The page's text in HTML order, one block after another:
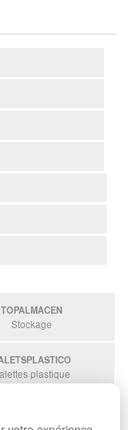
TOPALMACEN
Stockage
plastique